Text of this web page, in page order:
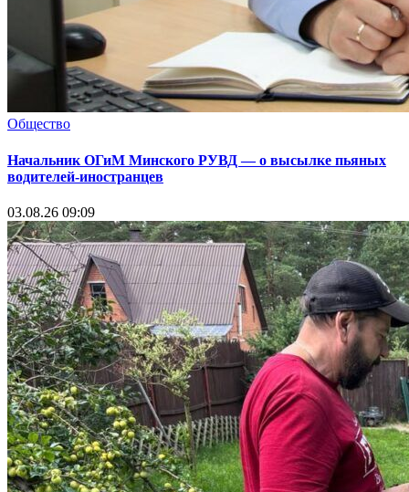
Общество
Начальник ОГиМ Минского РУВД — о высылке пьяных
водителей-иностранцев
03.08.26 09:09